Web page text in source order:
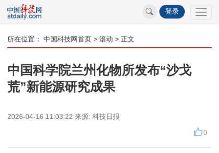
登录
所在位置： 中国科技网首页 > 滚动 > 正文
中国科学院兰州化物所发布“沙戈
荒”新能源研究成果
2026-04-16 11:03:22 来源: 科技日报
0